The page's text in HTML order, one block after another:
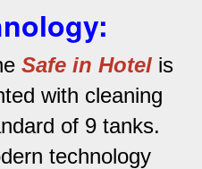
Safe in Hotel is
with cleaning
of 9 tanks.
technology